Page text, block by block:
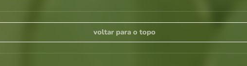
voltar para o topo